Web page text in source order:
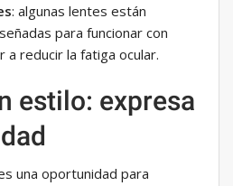
: algunas lentes están
para funcionar con
a reducir la fatiga ocular.
estilo: expresa
una oportunidad para